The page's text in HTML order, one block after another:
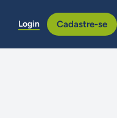
Login Cadastre-se